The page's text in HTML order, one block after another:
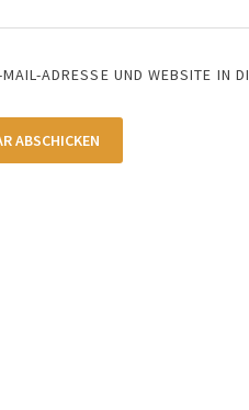
ADRESSE UND WEBSITE IN